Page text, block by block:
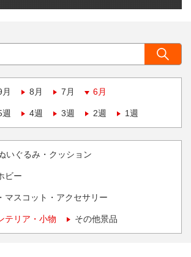
月 8月 7月 6月
週 4週 3週 2週 1週
いぐるみ・クッション
ビー
マスコット・アクセサリー
テリア・小物 その他景品